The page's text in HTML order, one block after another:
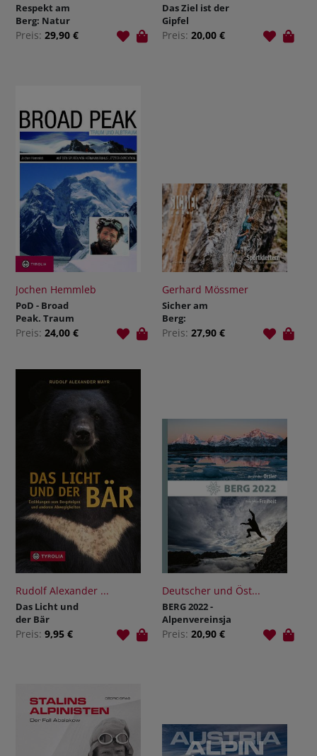
Respekt am
Berg: Natur
und Umwelt
Preis:29,90 €
Das Ziel ist der
Gipfel
Preis: 20,00 €
Jochen Hemmleb
PoD - Broad
Peak. Traum
und Alptraum.
Preis:24,00 €
Gerhard Mössmer
Sicher am
Berg:
Sportklettern
Preis: 27,90 €
Rudolf Alexander ...
Das Licht und
der Bär
Preis:9,95 €
Deutscher und Öst...
BERG 2022 -
Alpenvereinsja
hrbuch
Preis: 20,90 €